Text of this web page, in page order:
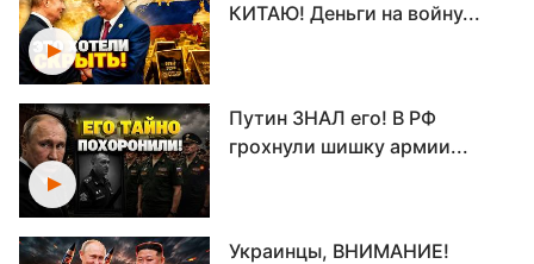
КИТАЮ! Деньги на войну...
Путин ЗНАЛ его! В РФ
грохнули шишку армии...
Украинцы, ВНИМАНИЕ!